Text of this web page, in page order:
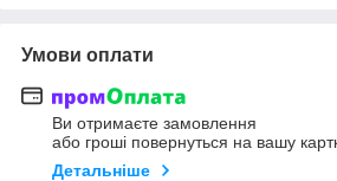
Умови оплати
Ви отримаєте замовлення
або гроші повернуться на вашу
Детальніше